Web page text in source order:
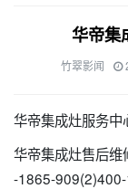
华帝集
竹翠影闻
华帝集成灶服务
华帝集成灶售后
-1865-